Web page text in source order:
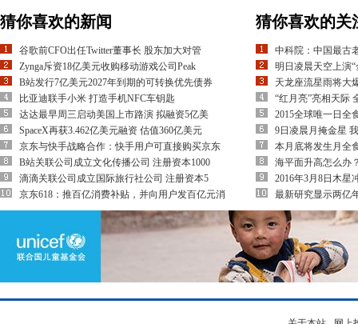
猜你喜欢的新闻
谷歌前CFO出任Twitter董事长 股东加大对管
Zynga斥资18亿美元收购移动游戏公司Peak
B站发行7亿美元2027年到期的可转换优先债券
比亚迪联手小米 打造手机NFC车钥匙
达达最早周三启动美国上市路演 拟融资5亿美
SpaceX再获3.462亿美元融资 估值360亿美元
京东与快手战略合作：快手用户可直接购买京东
B站关联公司成立文化传播公司 注册资本1000
滴滴关联公司成立国际旅行社公司 注册资本5
京东618：推百亿消费补贴，并向用户发百亿元消
猜你喜欢的关
中科院：中国最古
明日凌晨天空上演“
天龙座流星雨将大
“红月亮”亮相天际
2015全球唯一日全
9日凌晨月掩金星
本月底将发生月全
海平面升高怎么办
2016年3月8日木星
最新研究显示两亿